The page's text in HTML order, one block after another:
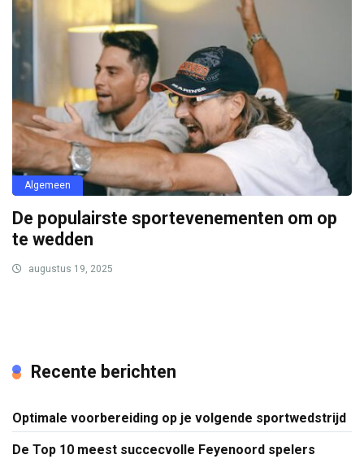
Algemeen
De populairste sportevenementen om op
te wedden
augustus 19, 2025
Recente berichten
Optimale voorbereiding op je volgende sportwedstrijd
De Top 10 meest succecvolle Feyenoord spelers